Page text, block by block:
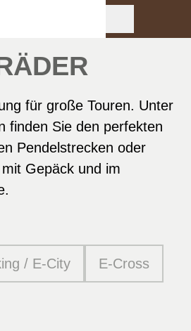
für große Touren. Unter
finden Sie den perfekten
Pendelstrecken oder
Gepäck und im
/ E-City E-Cross